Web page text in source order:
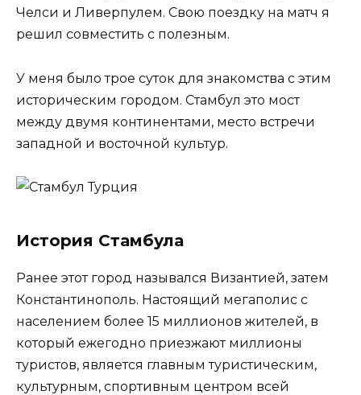
Челси и Ливерпулем. Свою поездку на матч я
решил совместить с полезным.
У меня было трое суток для знакомства с этим
историческим городом. Стамбул это мост
между двумя континентами, место встречи
западной и восточной культур.
История Стамбула
Ранее этот город назывался Византией, затем
Константинополь. Настоящий мегаполис с
населением более 15 миллионов жителей, в
который ежегодно приезжают миллионы
туристов, является главным туристическим,
культурным, спортивным центром всей